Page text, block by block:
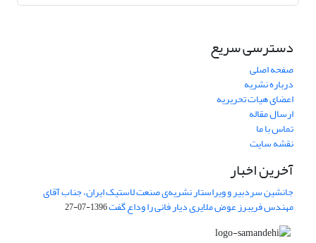
دسترسی سریع
صفحه اصلی
درباره نشریه
اعضای هیات تحریریه
ارسال مقاله
تماس با ما
نقشه سایت
آخرین اخبار
جانشین سردبیر و ویراستار نشریه‌ی صنعت لاستیک ایران، جناب آقای
مهندس فریبرز عوض ملایری دیار فانی را وداع گفت1396-07-27